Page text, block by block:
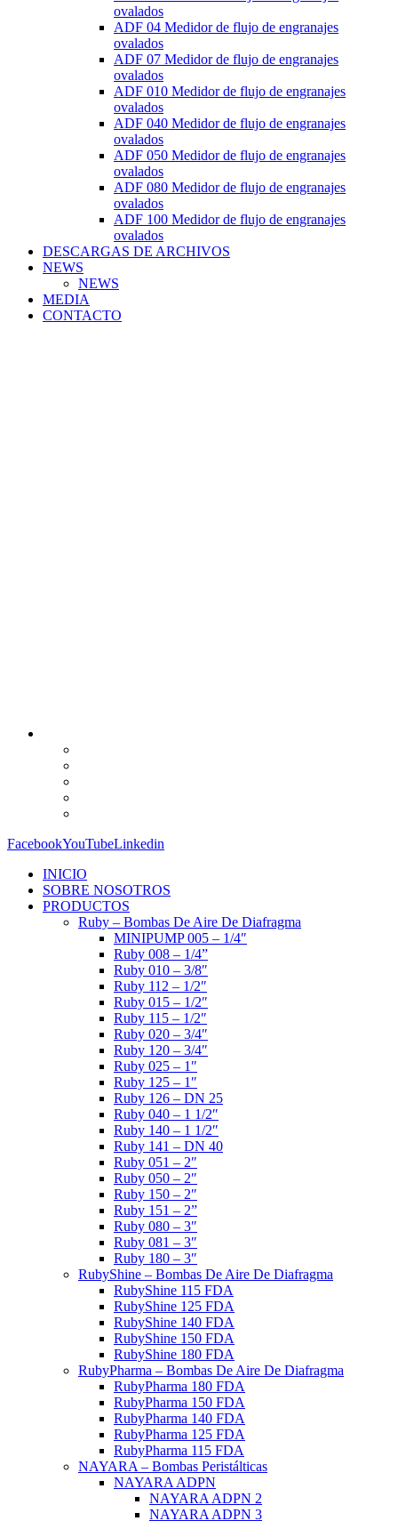
ovalados
ADF 04 Medidor de flujo de engranajes
ovalados
ADF 07 Medidor de flujo de engranajes
ovalados
ADF 010 Medidor de flujo de engranajes
ovalados
ADF 040 Medidor de flujo de engranajes
ovalados
ADF 050 Medidor de flujo de engranajes
ovalados
ADF 080 Medidor de flujo de engranajes
ovalados
ADF 100 Medidor de flujo de engranajes
ovalados
DESCARGAS DE ARCHIVOS
NEWS
NEWS
MEDIA
CONTACTO
FacebookYouTubeLinkedin
INICIO
SOBRE NOSOTROS
PRODUCTOS
Ruby – Bombas De Aire De Diafragma
MINIPUMP 005 – 1/4″
Ruby 008 – 1/4”
Ruby 010 – 3/8″
Ruby 112 – 1/2″
Ruby 015 – 1/2″
Ruby 115 – 1/2″
Ruby 020 – 3/4″
Ruby 120 – 3/4″
Ruby 025 – 1″
Ruby 125 – 1″
Ruby 126 – DN 25
Ruby 040 – 1 1/2″
Ruby 140 – 1 1/2″
Ruby 141 – DN 40
Ruby 051 – 2″
Ruby 050 – 2″
Ruby 150 – 2″
Ruby 151 – 2”
Ruby 080 – 3″
Ruby 081 – 3″
Ruby 180 – 3″
RubyShine – Bombas De Aire De Diafragma
RubyShine 115 FDA
RubyShine 125 FDA
RubyShine 140 FDA
RubyShine 150 FDA
RubyShine 180 FDA
RubyPharma – Bombas De Aire De Diafragma
RubyPharma 180 FDA
RubyPharma 150 FDA
RubyPharma 140 FDA
RubyPharma 125 FDA
RubyPharma 115 FDA
NAYARA – Bombas Peristálticas
NAYARA ADPN
NAYARA ADPN 2
NAYARA ADPN 3